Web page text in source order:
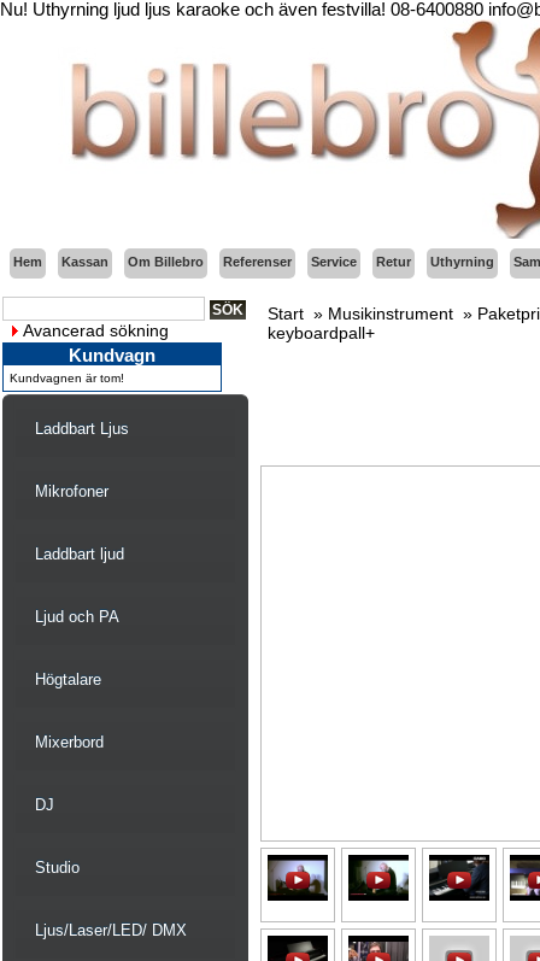
Nu! Uthyrning ljud ljus karaoke och även festvilla! 08-6400880
Hem Kassan Om Billebro Referenser Service Retur Uthyrning
Avancerad sökning
Kundvagn
Kundvagnen är tom!
Laddbart Ljus
Mikrofoner
Laddbart ljud
Ljud och PA
Högtalare
Mixerbord
DJ
Studio
Ljus/Laser/LED/ DMX
Start » Musikinstrument »
keyboardpall+